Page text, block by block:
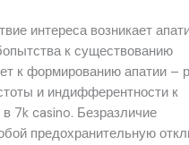
интереса возникает
к существованию
к формированию апатии –
и индифферентности к
7k casino. Безразличие
предохранительную